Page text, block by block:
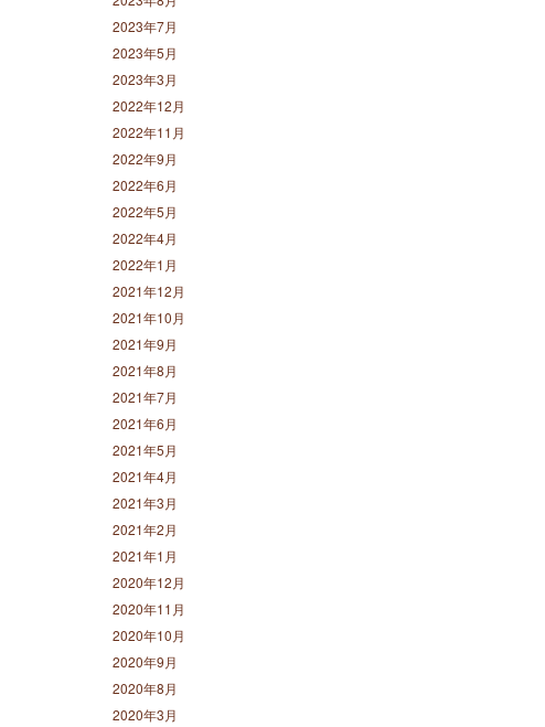
2023年7月
2023年5月
2023年3月
2022年12月
2022年11月
2022年9月
2022年6月
2022年5月
2022年4月
2022年1月
2021年12月
2021年10月
2021年9月
2021年8月
2021年7月
2021年6月
2021年5月
2021年4月
2021年3月
2021年2月
2021年1月
2020年12月
2020年11月
2020年10月
2020年9月
2020年8月
2020年3月